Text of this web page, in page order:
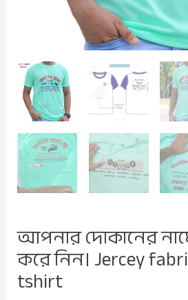
আপনার দোকানের নামে
করে নিন। Jercey
tshirt